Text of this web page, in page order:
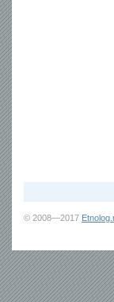
© 2008—2017